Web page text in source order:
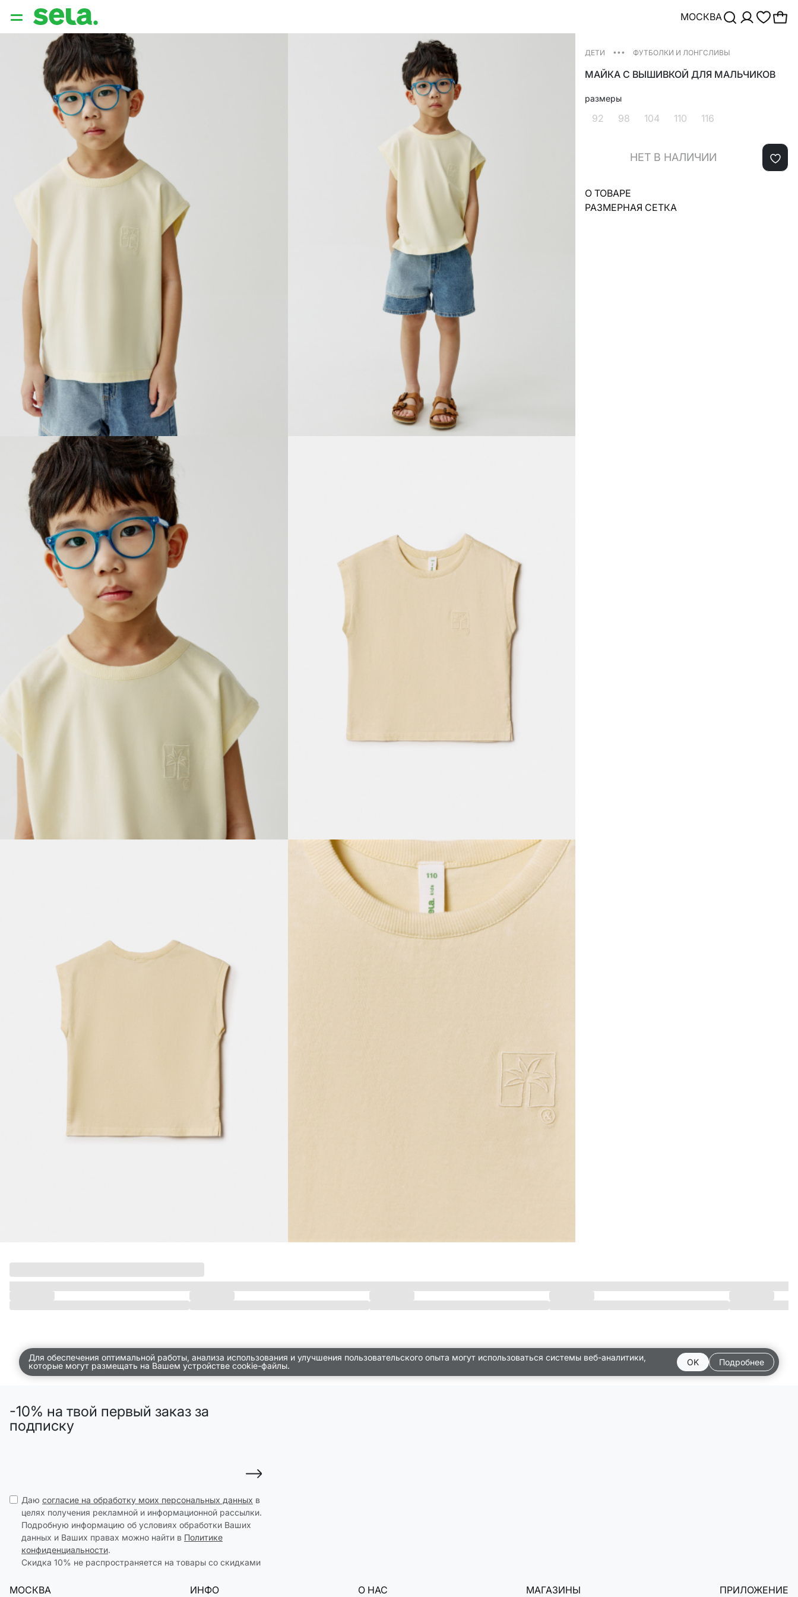
МОСКВА
{{ QUERY }}
популярные запросы
ЖенщиныДевушкиМужчины
АРХИТЕКТУРА ОБРАЗА
THE ‘90S. OFFICE
НОВИНКИ
ОБУВЬ
ПРИМЕРИТЬ ОНЛАЙН
SELA × ЧЕБУРАШКА
SELA.PREMIUM
БОЛЬШИЕ РАЗМЕРЫ
ДЕНИМ
НАТУРАЛЬНЫЕ ТКАНИ
СКОРО В ПРОДАЖЕ
РАСПРОДАЖА ДО -60%
ЛУКБУКИ
ПОДАРОЧНЫЕ СЕРТИФИКАТЫ
КЛУБ 12:00
HELLO, ТРОПИКИ
НОВИНКИ
ОДЕЖДА
АКСЕССУАРЫ
SELA × МАЛЕНЬКИЙ ПРИНЦ
новое
ПРИМЕРИТЬ ОНЛАЙН
SELA × HELLO KITTY
СКОРО В ПРОДАЖЕ
РАСПРОДАЖА ДО -60%
ЛУКБУКИ
ПОДАРОЧНЫЕ СЕРТИФИКАТЫ
ОДЕЖДА
АКСЕССУАРЫ
ОБУВЬ
SELA × МАЛЕНЬКИЙ ПРИНЦ
ПРИМЕРИТЬ ОНЛАЙН
ПОДАРОЧНЫЕ СЕРТИФИКАТЫ
ШКОЛА СКОРО
МАЛЬЧИКИ
КУПАЛЬНЫЙ СЕЗОН
ЛЕТНЯЯ БЕЗМЯТЕЖНОСТЬ
КАНЦЕЛЯРИЯ
ВАННАЯ
ДЕТСТВО
ВСЕЛЕННАЯ ВИГГЕ
СКОРО В ПРОДАЖЕ
ПОДАРОЧНЫЕ СЕРТИФИКАТЫ
ДЕТИ ••• ФУТБОЛКИ И ЛОНГСЛИВЫ
МАЙКА С ВЫШИВКОЙ ДЛЯ МАЛЬЧИКОВ
размеры
92 98 104 110 116
НЕТ В НАЛИЧИИ
О ТОВАРЕ
РАЗМЕРНАЯ СЕТКА
Для обеспечения оптимальной работы, анализа использования и улучшения пользовательского опыта могут использоваться системы веб-аналитики,
которые могут размещать на Вашем устройстве cookie-файлы.
OK Подробнее
-10% на твой первый заказ за
подписку
Даю согласие на обработку моих персональных данных в
целях получения рекламной и информационной рассылки.
Подробную информацию об условиях обработки Ваших
данных и Ваших правах можно найти в Политике
конфиденциальности.
Скидка 10% не распространяется на товары со скидками
МОСКВА ИНФО О НАС МАГАЗИНЫ ПРИЛОЖЕНИЕ